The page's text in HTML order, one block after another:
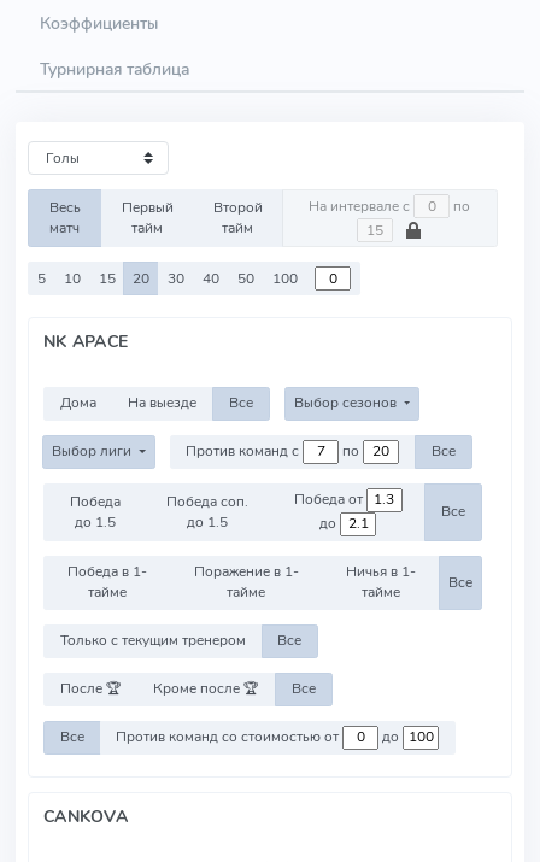
Коэффициенты
Турнирная таблица
Весь
матч
Первый
тайм
Второй
тайм
На интервале с по
5 10 15 20 30 40 50 100
NK APACE
Дома На выезде Все Выбор сезонов
Выбор лиги Против команд с по Все
Победа
до 1.5
Победа соп.
до 1.5
Победа от
до
Все
Победа в 1-
тайме
Поражение в 1-
тайме
Ничья в 1-
тайме
Все
Только с текущим тренером Все
После 🏆 Кроме после 🏆 Все
Все Против команд со стоимостью от до
CANKOVA